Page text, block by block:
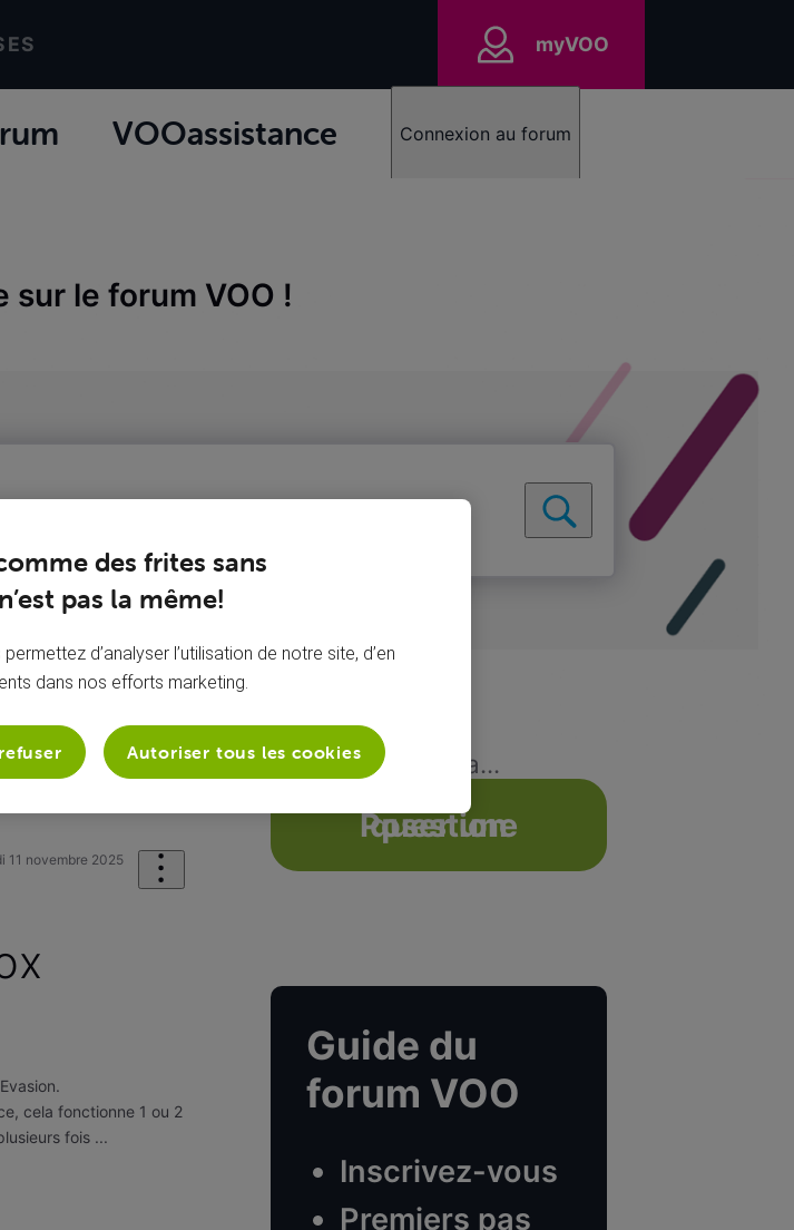
myVOO
VOOassistance Connexion au forum
sur le forum VOO !
Problème disque dur Box Eva...
11 novembre 2025
cela fonctionne 1 ou 2
fois ...
Poser une question
Guide du
forum VOO
Inscrivez-vous
Premiers pas
des frites sans
pas la même!
d’analyser l’utilisation de notre site, d’en
dans nos efforts marketing.
Autoriser tous les cookies